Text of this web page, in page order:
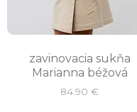
zavinovacia sukňa
Marianna béžová
84.90 €